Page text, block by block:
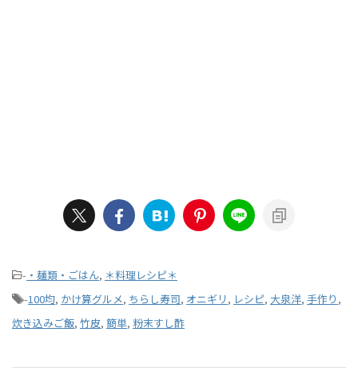
- ・麺類・ごはん, ＊料理レシピ＊
-100均, かけ算グルメ, ちらし寿司, オニギリ , レシピ, 大泉洋, 手作り ,
炊き込みご飯, 竹皮, 簡単, 粉末すし酢